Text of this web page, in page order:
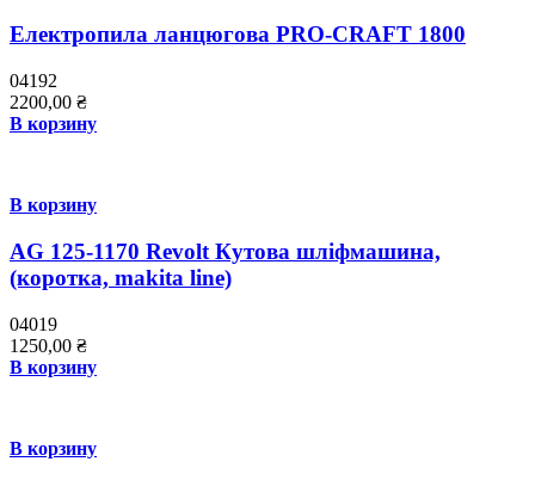
Електропила ланцюгова PRO-CRAFT 1800
04192
2200,00 ₴
В корзину
В корзину
AG 125-1170 Revolt Кутова шліфмашина,
(коротка, makita line)
04019
1250,00 ₴
В корзину
В корзину